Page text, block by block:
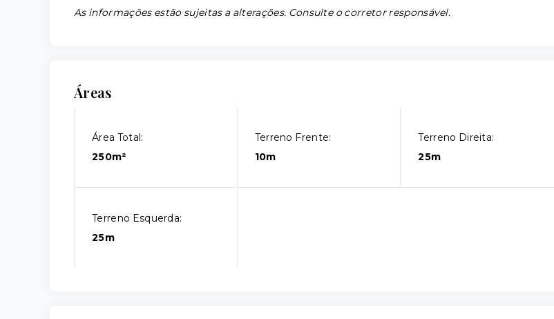
As informações estão sujeitas a alterações. Consulte o corretor responsável.
Áreas
Área Total:
250m²
Terreno Frente:
10m
Terreno Direita:
25m
Terreno Esquerda:
25m